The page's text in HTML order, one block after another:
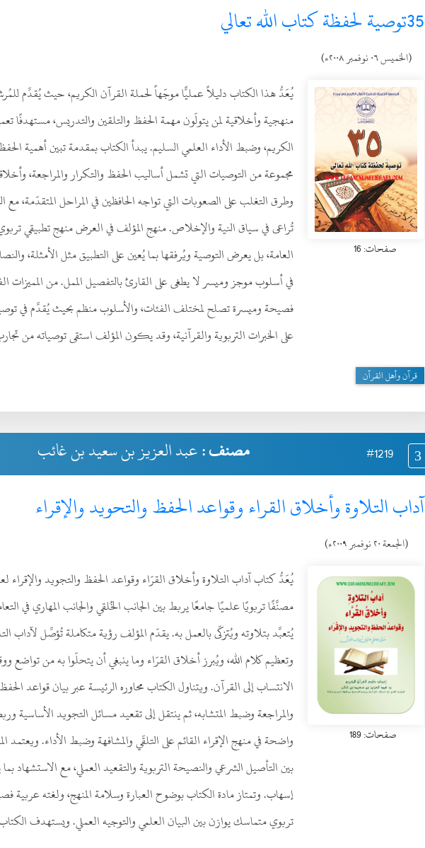
35توصية لحفظة كتاب الله تعالي
(الخميس ٠٦ نوفمبر ٢٠٠٨ء)
صفحات: 16
يُعَدُّ هذا الكتاب دليلاً عمليًّا موجّهاً لحملة القرآن الكريم، حيث يُقدِّم
منهجية وأخلاقية لمن يتولّون مهمة الحفظ والتلقين والتدريس، مستهدفًا
الكريم، وضبط الأداء العلمي السليم. يبدأ الكتاب بمقدمة تبين أهمية
مجموعة من التوصيات التي تشمل أساليب الحفظ والتكرار والمراجعة،
وطرق التغلب على الصعوبات التي تواجه الحافظين في المراحل المتقدّمة،
تُراعى في سياق النية والإخلاص. منهج المؤلف في العرض منهج تطبيقي
العامة، بل يعرض التوصية ويُرفقها بما يُعين على التطبيق مثل الأمثلة،
في أسلوب موجز وميسر لا يطغى على القارئ بالتفصيل الممل. من المميزات
فصيحة وميسرة تصلح لمختلف الفئات، والأسلوب منظم بحيث يُقدَّم في
على الخبرات التربوية والقرآنية، وقد يكون المؤلف استقى توصياته من
قرآن وأهل القرآن
3
#1219 مصنف :عبد العزيز بن سعيد بن غائب
آداب التلاوة وأخلاق القراء وقواعد الحفظ والتحويد والإقراء
(الجمعة ٢٠ نوفمبر ٢٠٠٩ء)
صفحات: 189
يُعَدُّ كتاب آداب التلاوة وأخلاق القرّاء وقواعد الحفظ والتجويد
مصنَّفًا تربويًا علميًا جامعًا يربط بين الجانب الخُلقي والجانب المهاري في
يُتعبَّد بتلاوته ويُتزكّى بالعمل به. يقدّم المؤلف رؤية متكاملة تُؤصِّل
وتعظيم كلام الله، ويُبرز أخلاق القرّاء وما ينبغي أن يتحلّوا به من
الانتساب إلى القرآن. ويتناول الكتاب محاوره الرئيسة عبر بيان قواعد
والمراجعة وضبط المتشابه، ثم ينتقل إلى تقعيد مسائل التجويد الأساسية
واضحة في منهج الإقراء القائم على التلقّي والمشافهة وضبط الأداء. ويعتمد
بين التأصيل الشرعي والنصيحة التربوية والتقعيد العملي، مع الاستشهاد
إسهاب. وتمتاز مادة الكتاب بوضوح العبارة وسلامة المنهج، ولغته عربية
تربوي متماسك يوازن بين البيان العلمي والتوجيه العملي. ويستهدف